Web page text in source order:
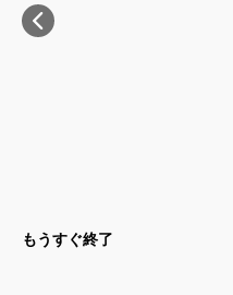
もうすぐ終了